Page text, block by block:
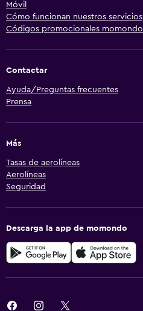
Móvil
Cómo funcionan nuestros servicios
Códigos promocionales momondo
Contactar
Ayuda/Preguntas frecuentes
Prensa
Más
Tasas de aerolíneas
Aerolíneas
Seguridad
Descarga la app de momondo